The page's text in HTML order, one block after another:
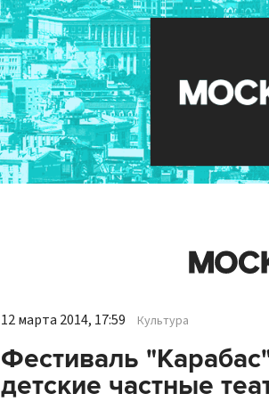
12 марта 2014, 17:59 Культура
Фестиваль
детские частные